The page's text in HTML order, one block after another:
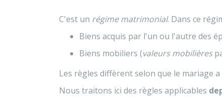
C'est un régime matrimonial. Dans ce
Biens acquis par l'un ou l'autre des
Biens mobiliers (valeurs mobilières
Les règles diffèrent selon que le mariage a
Nous traitons ici des règles applicables